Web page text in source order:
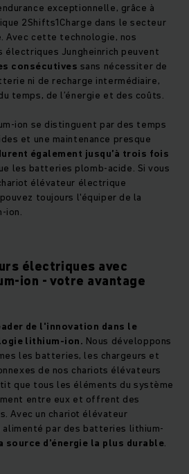
exceptionnelle, grâce à
2Shifts1Charge dans le secteur
Avec cette technologie, nos
électriques Jungheinrich peuvent
consécutives sans nécessiter de
ni de recharge intermédiaire,
temps, de l’énergie et des coûts.
ion se distinguent par des temps
et une maintenance presque
également jusqu’à trois fois
les batteries plomb-acide. Si vous
élévateur électrique
toujours l'équiper de la
ion.
électriques avec
ion - votre avantage
de l'innovation dans le
lithium-ion. Nous développons
les batteries, les chargeurs et
de nos chariots élévateurs
que tous les éléments du système
entre eux et offrent des
Avec un chariot élévateur
par des batteries lithium-
source d'énergie la plus durable.